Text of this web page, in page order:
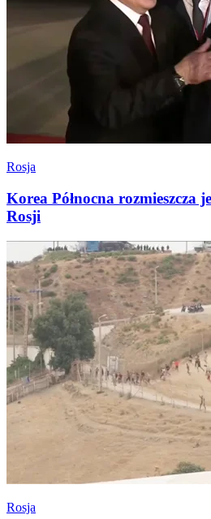
Rosja
Korea Północna rozmieszcza
Rosji
Rosja